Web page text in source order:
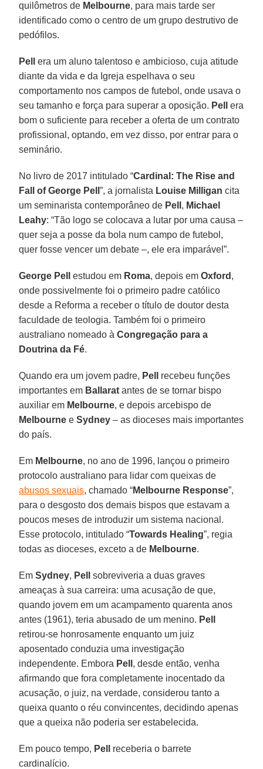
quilômetros de Melbourne, para mais tarde ser
identificado como o centro de um grupo destrutivo de
pedófilos.
Pell
era um aluno talentoso e ambicioso, cuja atitude
diante da vida e da Igreja espelhava o seu
comportamento nos campos de futebol, onde usava o
seu tamanho e força para superar a oposição. Pell
era
bom o suficiente para receber a oferta de um contrato
profissional, optando, em vez disso, por entrar para o
seminário.
No livro de 2017 intitulado “Cardinal: The Rise and
Fall of George Pell”, a jornalista Louise Milligan cita
um seminarista contemporâneo de Pell , Michael
Leahy: “Tão logo se colocava a lutar por uma causa –
quer seja a posse da bola num campo de futebol,
quer fosse vencer um debate –, ele era imparável”.
George Pell estudou em Roma, depois emOxford ,
onde possivelmente foi o primeiro padre católico
desde a Reforma a receber o título de doutor desta
faculdade de teologia. Também foi o primeiro
australiano nomeado àCongregação para a
Doutrina da Fé.
Quando era um jovem padre, Pell
recebeu funções
importantes em Ballarat antes de se tornar bispo
auxiliar em Melbourne, e depois arcebispo de
Melbourne eSydney – as dioceses mais importantes
do país.
Em Melbourne, no ano de 1996, lançou o primeiro
protocolo australiano para lidar com queixas de
abusos sexuais, chamado “Melbourne Response”,
para o desgosto dos demais bispos que estavam a
poucos meses de introduzir um sistema nacional.
Esse protocolo, intitulado “Towards Healing”, regia
todas as dioceses, exceto a de Melbourne.
EmSydney, Pell
sobreviveria a duas graves
ameaças à sua carreira: uma acusação de que,
quando jovem em um acampamento quarenta anos
antes (1961), teria abusado de um menino. Pell
retirou-se honrosamente enquanto um juiz
aposentado conduzia uma investigação
independente. Embora Pell , desde então, venha
afirmando que fora completamente inocentado da
acusação, o juiz, na verdade, considerou tanto a
queixa quanto o réu convincentes, decidindo apenas
que a queixa não poderia ser estabelecida.
Em pouco tempo, Pell
receberia o barrete
cardinalício.